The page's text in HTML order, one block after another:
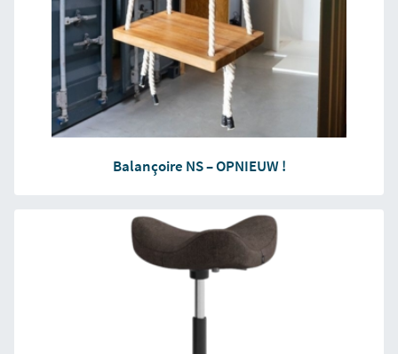
Balançoire NS – OPNIEUW !